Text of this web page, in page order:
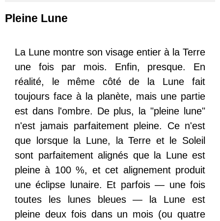
Pleine Lune
La Lune montre son visage entier à la Terre
une fois par mois. Enfin, presque. En
réalité, le même côté de la Lune fait
toujours face à la planète, mais une partie
est dans l'ombre. De plus, la "pleine lune"
n'est jamais parfaitement pleine. Ce n'est
que lorsque la Lune, la Terre et le Soleil
sont parfaitement alignés que la Lune est
pleine à 100 %, et cet alignement produit
une éclipse lunaire. Et parfois — une fois
toutes les lunes bleues — la Lune est
pleine deux fois dans un mois (ou quatre